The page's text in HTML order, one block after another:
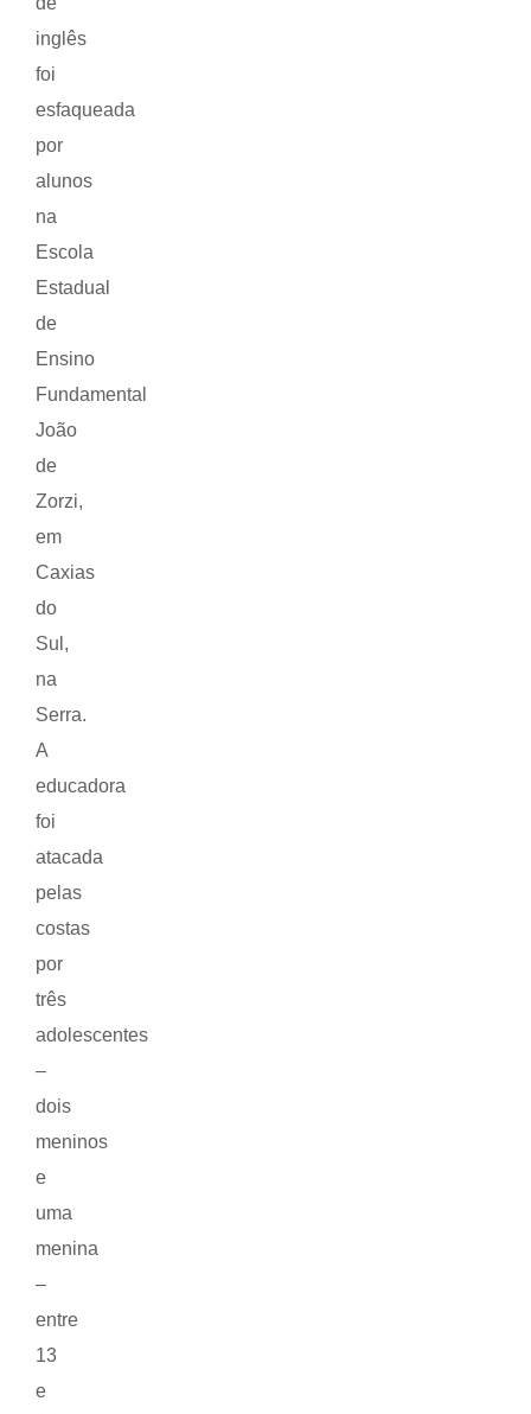
inglês
foi
esfaqueada
por
alunos
na
Escola
Estadual
de
Ensino
Fundamental
João
de
Zorzi,
em
Caxias
do
Sul,
na
Serra.
A
educadora
foi
atacada
pelas
costas
por
três
adolescentes
–
dois
meninos
e
uma
menina
–
entre
13
e